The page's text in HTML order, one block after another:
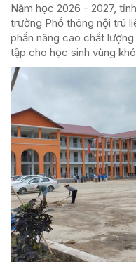
Năm học 2026 - 2027,
trường Phổ thông nội trú
phần nâng cao chất
tập cho học sinh vùng